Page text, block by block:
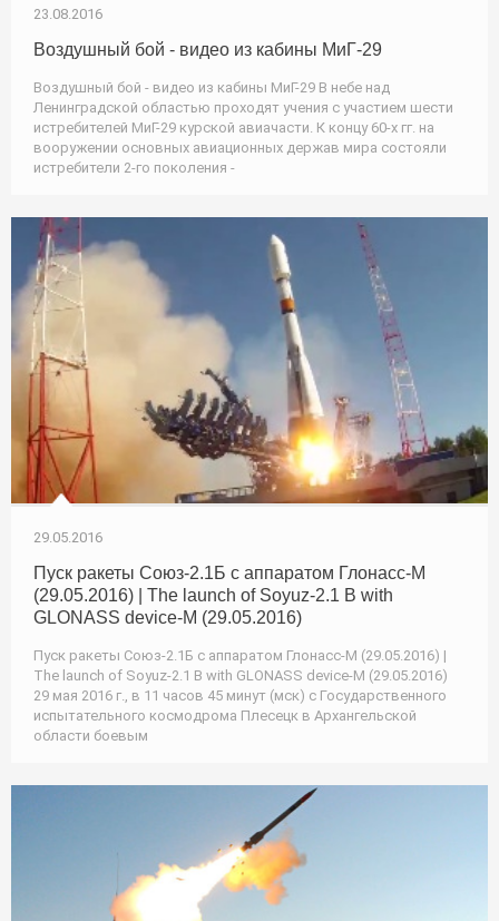
23.08.2016
Воздушный бой - видео из кабины МиГ-29
Воздушный бой - видео из кабины МиГ-29 В небе над
Ленинградской областью проходят учения с участием шести
истребителей МиГ-29 курской авиачасти. К концу 60-х гг. на
вооружении основных авиационных держав мира состояли
истребители 2-го поколения -
29.05.2016
Пуск ракеты Союз-2.1Б с аппаратом Глонасс-М
(29.05.2016) | The launch of Soyuz-2.1 B with
GLONASS device-M (29.05.2016)
Пуск ракеты Союз-2.1Б с аппаратом Глонасс-М (29.05.2016) |
The launch of Soyuz-2.1 B with GLONASS device-M (29.05.2016)
29 мая 2016 г., в 11 часов 45 минут (мск) с Государственного
испытательного космодрома Плесецк в Архангельской
области боевым